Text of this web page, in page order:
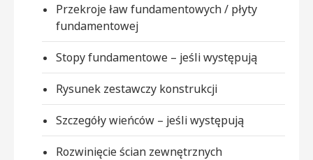
Przekroje ław fundamentowych / płyty
fundamentowej
Stopy fundamentowe – jeśli występują
Rysunek zestawczy konstrukcji
Szczegóły wieńców – jeśli występują
Rozwinięcie ścian zewnętrznych